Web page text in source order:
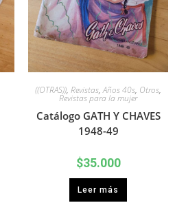
((OTRAS)), Revistas,Años 40s, Otros,
Revistas para la mujer
Catálogo GATH Y CHAVES
1948-49
$35.000
Leer más